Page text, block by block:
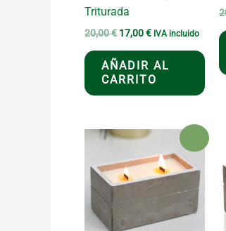
Triturada
20,00€ El
original
era:
20,00 €.
17,00€El
actual
es:
17,00 €.
IVA incluido
AÑADIR AL
CARRITO
¡Oferta!